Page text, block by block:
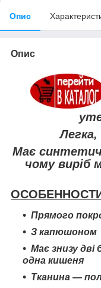
Опис
Опис
Має
чому виріб
Прямого
З капюшоном
Має знизу дві
одна кишеня
Тканина —